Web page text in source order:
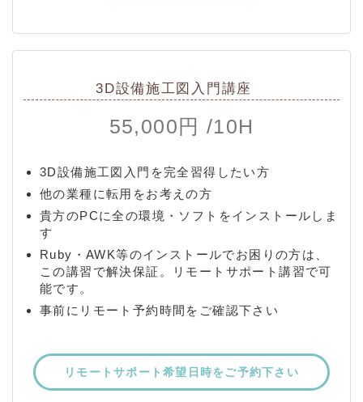
3D設備施工図入門講座
55,000円 /10H
3D設備施工図入門を完全習得したい方
他の業種に転用をお考えの方
貴方のPCに全の環境・ソフトをインストールしま
す
Ruby・AWK等のインストールでお困りの方は、
この講習で解決保証。リモートサポート講習で可
能です。
事前にリモート予約時間をご確認下さい
リモートサポート希望日時をご予約下さい